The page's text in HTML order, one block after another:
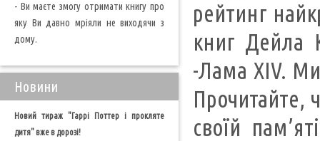
рейтинг
книг Дейла
-Лама XIV.
Прочитайте,
своїй
- Ви маєте змогу отримати книгу про
яку Ви давно мріяли не виходячи з
дому.
Новини
Новий тираж "Гаррі Поттер і прокляте
дитя" вже в дорозі!